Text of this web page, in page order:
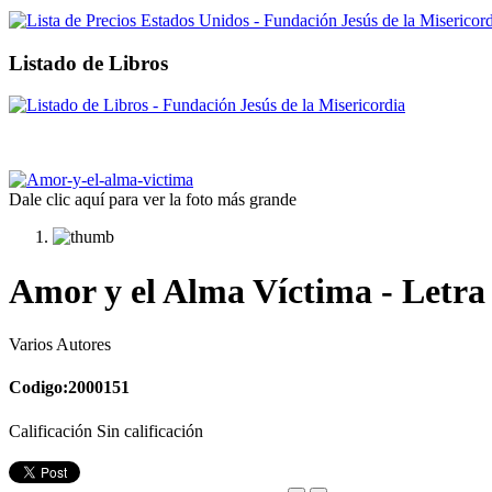
Listado de Libros
Dale clic aquí para ver la foto más grande
Amor y el Alma Víctima -
Varios Autores
Codigo:2000151
Calificación Sin calificación